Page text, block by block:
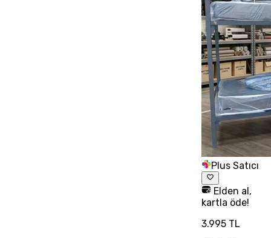
Plus Satıcı
Elden al,
kartla öde!
3.995 TL